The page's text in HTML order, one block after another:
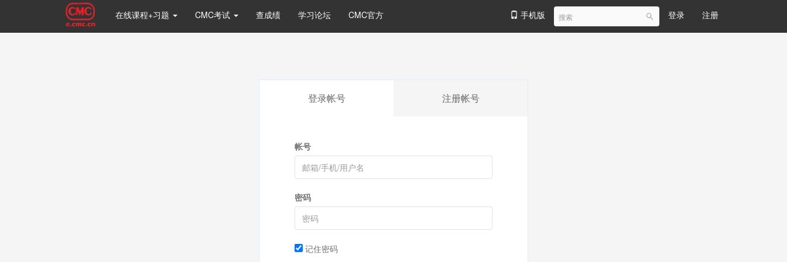
在线课程+习题 CMC考试 查成绩 学习论坛 CMC官方 手机版 登录 注册
登录帐号 注册帐号
帐号
密码
记住密码